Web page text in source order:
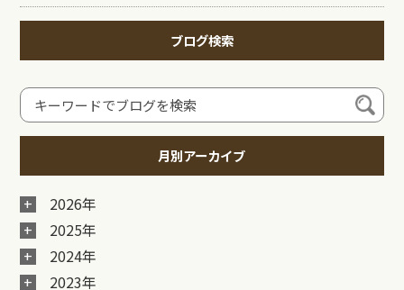
ブログ検索
月別アーカイブ
2026年
2025年
2024年
2023年